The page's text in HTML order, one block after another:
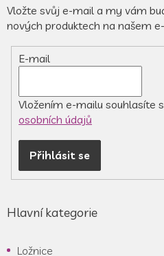
aVložte svůj e-mail a my vám
nových produktech na našem
E-mail
Vložením e-mailu souhlasíte s
osobních údajů
Přihlásit se
Hlavní kategorie
Ložnice